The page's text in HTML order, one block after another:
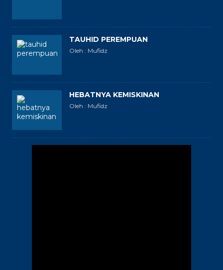
TAUHID PEREMPUAN
Oleh : Mufidz
HEBATNYA KEMISKINAN
Oleh : Mufidz